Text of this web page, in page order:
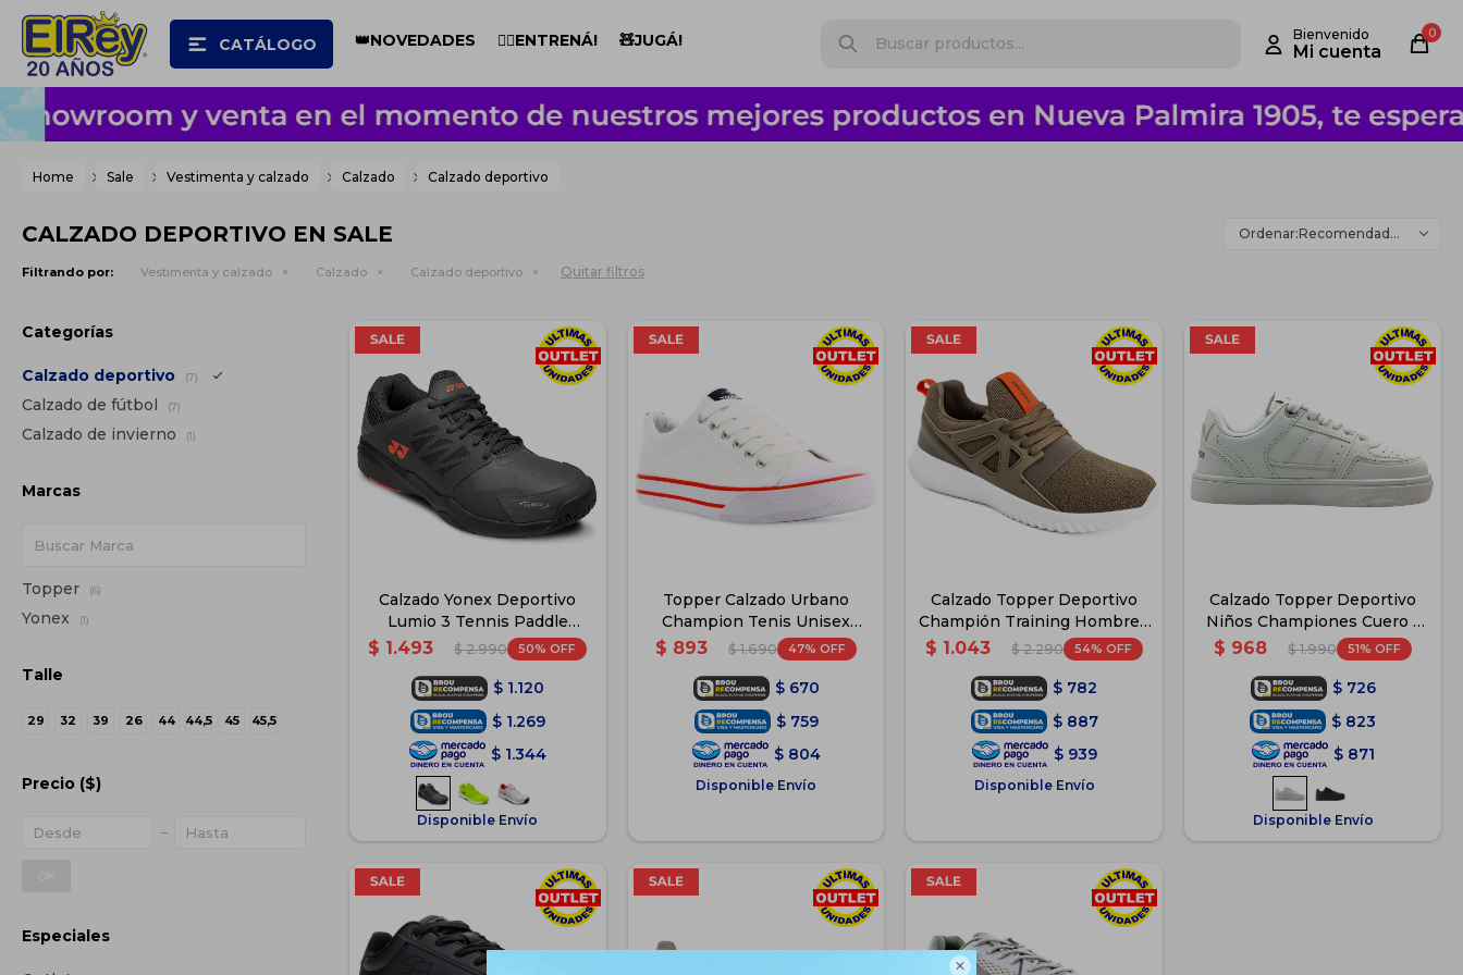

CATÁLOGO 👑NOVEDADES 🏋️‍♂️ENTRENÁ! 🧸JUGÁ! 0
Home Sale Vestimenta y calzado Calzado Calzado deportivo
CALZADO DEPORTIVO EN SALE Recomendados
Filtrando por: Vestimenta y calzado Calzado Calzado deportivo Quitar filtros
Calzado Yonex Deportivo
Lumio 3 Tennis Paddle
Adulto - Gris
$ 1.493 $ 2.990 50
$ 1.120
$ 1.269
$ 1.344
Disponible Envío
Topper Calzado Urbano
Champion Tenis Unisex
Blanco - Blanco
$ 893 $ 1.690 47
$ 670
$ 759
$ 804
Disponible Envío
Calzado Topper Deportivo
Champión Training Hombre -
Verde-Naranja
$ 1.043 $ 2.290 54
$ 782
$ 887
$ 939
Disponible Envío
Calzado Topper Deportivo
Niños Championes Cuero -
Blanco
$ 968 $ 1.990 51
$ 726
$ 823
$ 871
Disponible Envío
Categorías
Calzado deportivo (7)
Calzado de fútbol (7)
Calzado de invierno (1)
Marcas
Topper (6)
Yonex (1)
Talle
29 32 39 26 44 44,5 45 45,5
Precio ($)
Especiales